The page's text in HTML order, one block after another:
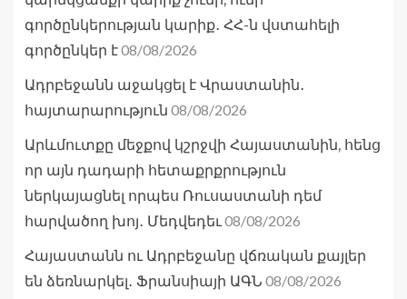
գործընկերության կարիք․ ՀՀ-ն վստահելի
գործընկեր է08/08/2026
Ադրբեջանն աջակցել է Վրաստանին․
հայտարարություն 08/08/2026
Արևմուտքը մեջքով կշրջվի Հայաստանին, հենց
որ այն դադարի հետաքրքրություն
ներկայացնել որպես Ռուսաստանի դեմ
հարվածող խոյ․ Մեդվեդեւ08/08/2026
Հայաստանն ու Ադրբեջանը վճռական քայլեր
են ձեռնարկել․ Ֆրանսիայի ԱԳՆ 08/08/2026